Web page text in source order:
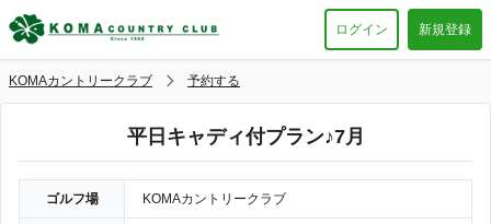
ログイン 新規登録
KOMAカントリークラブ 予約する
平日キャディ付プラン♪7月
ゴルフ場 KOMAカントリークラブ